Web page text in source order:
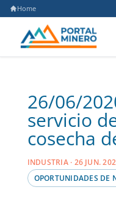
Home
26/06/
servicio
cosecha
INDUSTRIA · 26 JUN.
OPORTUNIDADES DE